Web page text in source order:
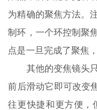
为精确的聚焦方法。
制环，一个环控制聚
点是一旦完成了聚焦
其他的变焦镜头只
前后滑动它即可改变
往更快捷和更方便，